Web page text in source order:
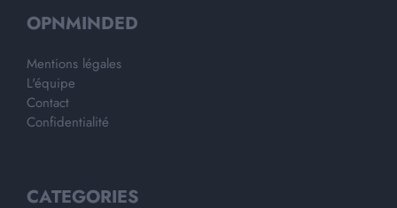
OPNMINDED
Mentions légales
L'équipe
Contact
Confidentialité
CATEGORIES